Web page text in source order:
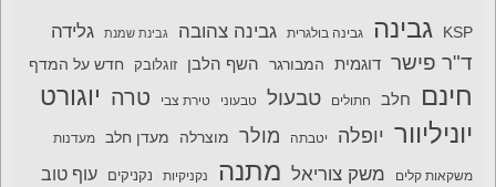
KSP גבינה גבינה בולגרית גבינה צהובה גבינת שמנת גלידה
ד"ר פישר דוגמית המבורגר השף הלבן זוגלובק חדש על המדף
חינם חלב חתולים טבעול טבעוני טירת צבי טרה יוגורט
יוניליוור יופלה יטבתה מולר מוצרלה מעדן חלב מעדנות
משקאות קלים משק צוריאל מתנה נקניקיות נקניקים עוף טוב